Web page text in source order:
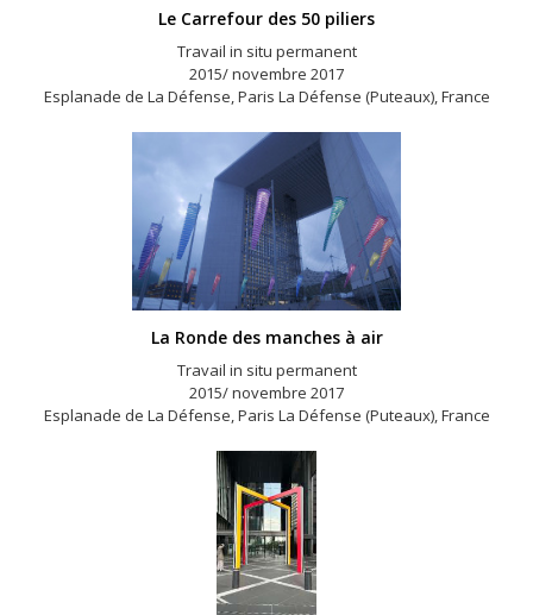
Le Carrefour des 50 piliers
Travail in situ permanent
2015/ novembre 2017
Esplanade de La Défense, Paris La Défense (Puteaux), France
La Ronde des manches à air
Travail in situ permanent
2015/ novembre 2017
Esplanade de La Défense, Paris La Défense (Puteaux), France